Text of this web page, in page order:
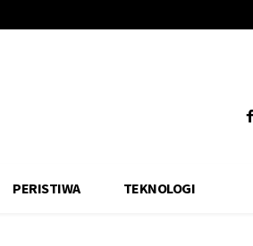
PERISTIWA TEKNOLOGI